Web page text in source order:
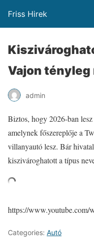
Friss Hirek
Vajon
admin
Biztos, hogy 2026-ban
amelynek főszereplője a
villanyautó lesz. Bár
kiszivároghatott a típus
https://
Categories: Autó